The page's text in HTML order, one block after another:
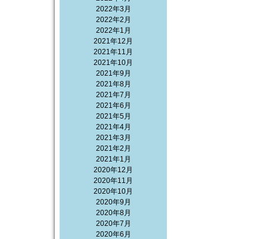
2022年3月
2022年2月
2022年1月
2021年12月
2021年11月
2021年10月
2021年9月
2021年8月
2021年7月
2021年6月
2021年5月
2021年4月
2021年3月
2021年2月
2021年1月
2020年12月
2020年11月
2020年10月
2020年9月
2020年8月
2020年7月
2020年6月